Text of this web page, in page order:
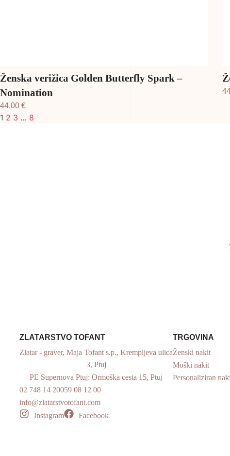
Ženska verižica Golden Butterfly Spark –
Nomination
44,00 €
1 2 3 … 8
ZLATARSTVO TOFANT
Zlatar - graver, Maja Tofant s.p., Krempljeva ulica
3, Ptuj
PE Supernova Ptuj: Ormoška cesta 15, Ptuj
02 748 14 20059 08 12 00
info@zlatarstvotofant.com
Instagram
Facebook
TRGOVINA
Ženski nakit
Moški nakit
Personaliziran